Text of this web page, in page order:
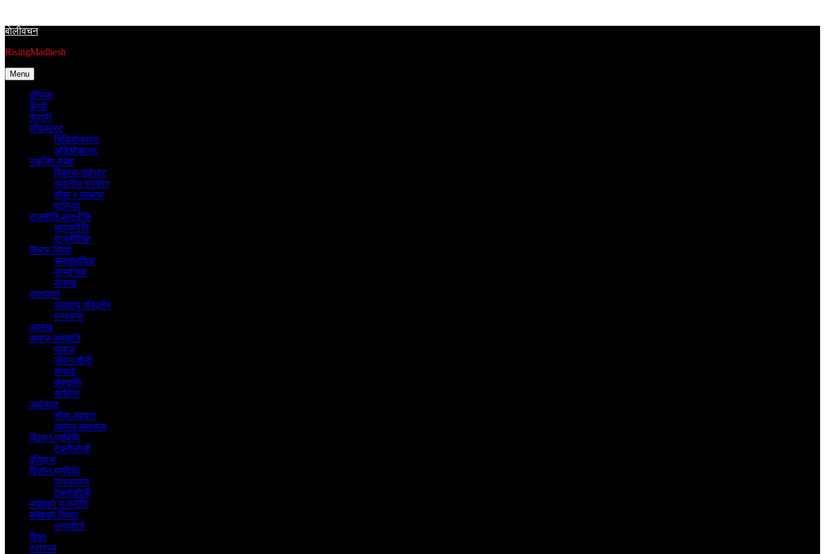
content
बाेलीवचन
RisingMadhesh
Menu
इंग्लिस
हिन्दी
नेपाली
पाँडकास्ट
भिडियाेकास्ट
अडियाेकास्ट
राइजिंग-मधेश
विकास-पूर्वाधार
स्थानीय सरकार
सीमा र सम्बन्ध
पालिका
राजनीति-कुटनीति
भूराजनीति
राजनीतिक
विचार-विमर्श
समसामयिक
सामाजिक
जनमत
वातावरण
जलवायु परिवर्तन
वन्यजन्तु
आलेख
समाज-संस्कृति
समाज
जीवन-शैली
सम्पदा
संस्कृति
साहित्य
अर्थतंत्र
सीमा-व्यापार
व्यापार-व्यवसाय
विज्ञान-प्रविधि
टेक्नोलोजी
इतिहास
विज्ञान-प्रविधि
जनआवाज
टेक्नोलोजी
मधेशकाे राजनीति
मधेशकाे विचार
अन्तर्वार्ता
शिक्षा
स्वास्थ्य